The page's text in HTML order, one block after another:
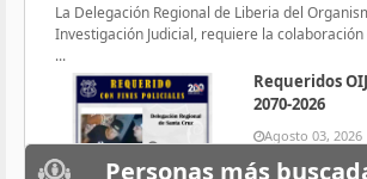
La Delegación Regional de Liberia del
Investigación Judicial, requiere la
...
Requeridos
2070-2026
Agosto 03, 2026
Persona
Personas más